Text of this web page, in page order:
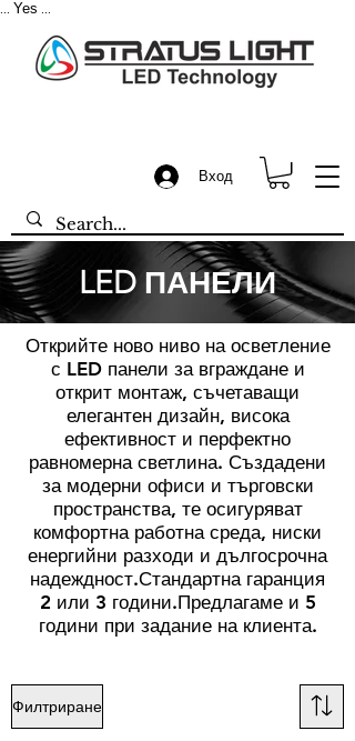
Yes
Вход
LED ПАНЕЛИ
Открийте ново ниво на осветление
с LED панели за вграждане и
открит монтаж, съчетаващи
елегантен дизайн, висока
ефективност и перфектно
равномерна светлина. Създадени
за модерни офиси и търговски
пространства, те осигуряват
комфортна работна среда, ниски
енергийни разходи и дългосрочна
надеждност.Стандартна гаранция
2 или 3 години.Предлагаме и 5
години при задание на клиента.
Филтриране